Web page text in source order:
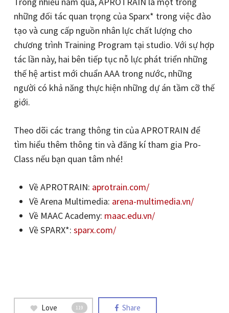
những đối tác quan trọng của Sparx* trong việc đào
tạo và cung cấp nguồn nhân lực chất lượng cho
chương trình Training Program tại studio. Với sự hợp
tác lần này, hai bên tiếp tục nỗ lực phát triển những
thế hệ artist mới chuẩn AAA trong nước, những
người có khả năng thực hiện những dự án tầm cỡ thế
giới.
Theo dõi các trang thông tin của APROTRAIN để
tìm hiểu thêm thông tin và đăng kí tham gia Pro-
Class nếu bạn quan tâm nhé!
Về APROTRAIN: aprotrain.com/
Về Arena Multimedia: arena-multimedia.vn/
Về MAAC Academy: maac.edu.vn/
Về SPARX*: sparx.com/
Love 119 Share